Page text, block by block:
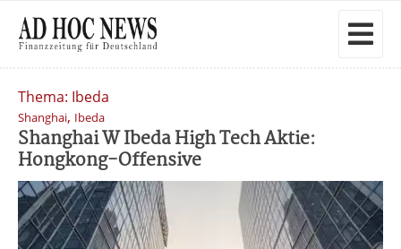
Thema: Ibeda
Shanghai, Ibeda
Shanghai W Ibeda High Tech Aktie:
Hongkong-Offensive